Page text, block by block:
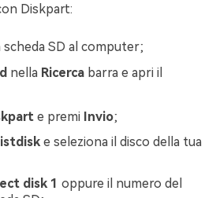
Diskpart:
scheda SD al computer;
nella Ricerca barra e apri il
e premi Invio;
listdisk e seleziona il disco della tua
disk 1 oppure il numero del